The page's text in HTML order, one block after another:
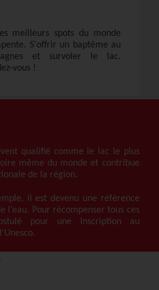
meilleurs spots du monde
S'offrir un baptême au
et survoler le lac.
vous !
qualifié comme le lac le plus
même du monde et contribue
de la région.
il est devenu une référence
l’eau. Pour récompenser tous ces
pour une Inscription au